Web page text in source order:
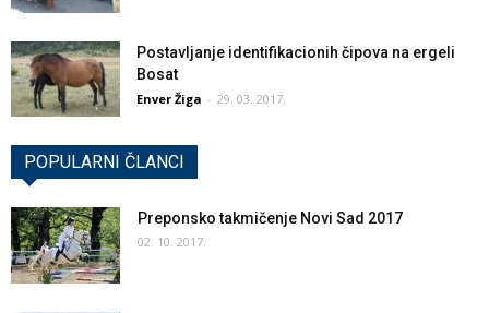
Postavljanje identifikacionih čipova na ergeli
Bosat
Enver Žiga - 29. 03. 2017.
POPULARNI ČLANCI
Preponsko takmičenje Novi Sad 2017
02. 10. 2017.